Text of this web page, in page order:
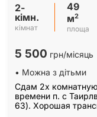
2-
кімн.
кімнат
49
м2
площа
5 500 грн/місяць
• Можна з дітьми
Сдам 2х
времени п. с
63). Хорошая